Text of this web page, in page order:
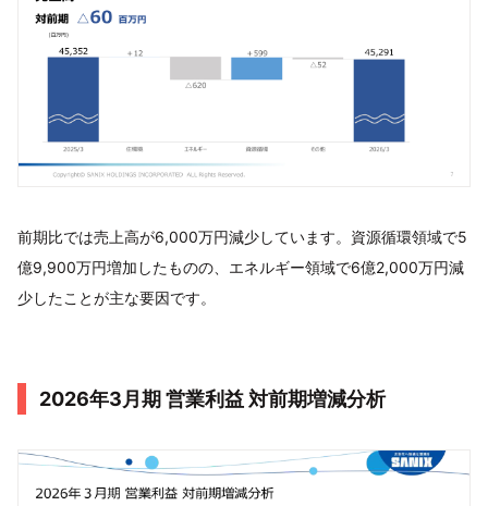
前期比では売上高が6,000万円減少しています。資源循環領域で5
億9,900万円増加したものの、エネルギー領域で6億2,000万円減
少したことが主な要因です。
2026年3月期 営業利益 対前期増減分析